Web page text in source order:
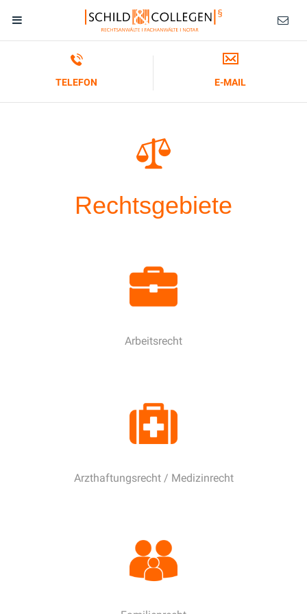
TELEFON E-MAIL
Rechtsgebiete
Arbeitsrecht
Arzthaftungsrecht / Medizinrecht